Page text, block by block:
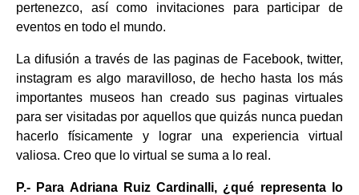
pertenezco, así como invitaciones para participar de
eventos en todo el mundo.
La difusión a través de las paginas de Facebook, twitter,
instagram es algo maravilloso, de hecho hasta los más
importantes museos han creado sus paginas virtuales
para ser visitadas por aquellos que quizás nunca puedan
hacerlo físicamente y lograr una experiencia virtual
valiosa. Creo que lo virtual se suma a lo real.
P.- Para Adriana Ruiz Cardinalli, ¿qué representa lo